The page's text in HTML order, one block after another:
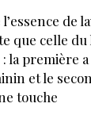
de
que celle
la première
et le
touche